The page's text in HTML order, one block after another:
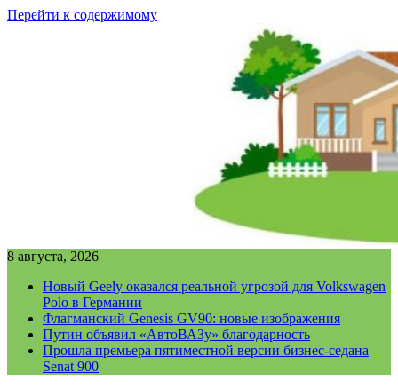
Перейти к содержимому
8 августа, 2026
Новый Geely оказался реальной угрозой для Volkswagen
Polo в Германии
Флагманский Genesis GV90: новые изображения
Путин объявил «АвтоВАЗу» благодарность
Прошла премьера пятиместной версии бизнес-седана
Senat 900